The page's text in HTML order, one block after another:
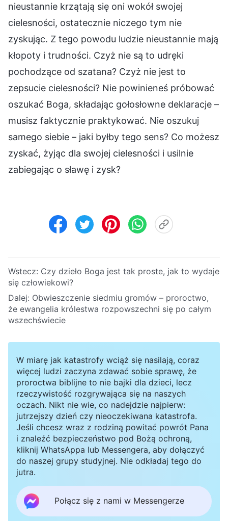
nieustannie krzątają się oni wokół swojej
cielesności, ostatecznie niczego tym nie
zyskując. Z tego powodu ludzie nieustannie mają
kłopoty i trudności. Czyż nie są to udręki
pochodzące od szatana? Czyż nie jest to
zepsucie cielesności? Nie powinieneś próbować
oszukać Boga, składając gołosłowne deklaracje –
musisz faktycznie praktykować. Nie oszukuj
samego siebie – jaki byłby tego sens? Co możesz
zyskać, żyjąc dla swojej cielesności i usilnie
zabiegając o sławę i zysk?
Wstecz: Czy dzieło Boga jest tak proste, jak to wydaje
się człowiekowi?
Dalej: Obwieszczenie siedmiu gromów – proroctwo,
że ewangelia królestwa rozpowszechni się po całym
wszechświecie
W miarę jak katastrofy wciąż się nasilają, coraz
więcej ludzi zaczyna zdawać sobie sprawę, że
proroctwa biblijne to nie bajki dla dzieci, lecz
rzeczywistość rozgrywająca się na naszych
oczach. Nikt nie wie, co nadejdzie najpierw:
jutrzejszy dzień czy nieoczekiwana katastrofa.
Jeśli chcesz wraz z rodziną powitać powrót Pana
i znaleźć bezpieczeństwo pod Bożą ochroną,
kliknij WhatsAppa lub Messengera, aby dołączyć
do naszej grupy studyjnej. Nie odkładaj tego do
jutra.
Połącz się z nami w Messengerze